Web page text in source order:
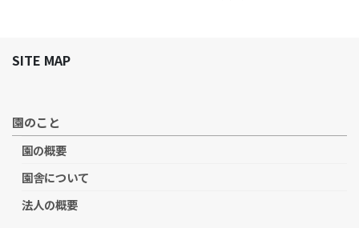
SITE MAP
園のこと
園の概要
園舎について
法人の概要